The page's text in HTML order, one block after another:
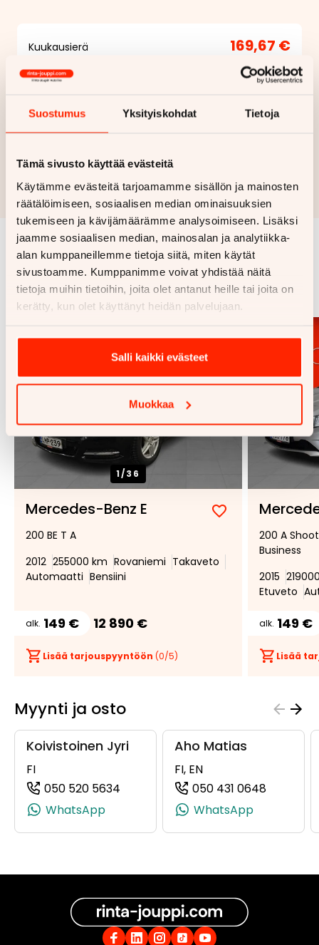
Suostumus Yksityiskohdat Tietoja
Tämä sivusto käyttää evästeitä
Käytämme evästeitä tarjoamamme sisällön ja mainosten
räätälöimiseen, sosiaalisen median ominaisuuksien
tukemiseen ja kävijämäärämme analysoimiseen. Lisäksi
jaamme sosiaalisen median, mainosalan ja analytiikka-
alan kumppaneillemme tietoja siitä, miten käytät
sivustoamme. Kumppanimme voivat yhdistää näitä
tietoja muihin tietoihin, joita olet antanut heille tai joita on
kerätty, kun olet käyttänyt heidän palvelujaan.
Salli kaikki evästeet
Muokkaa
Kuukausierä 169,67 €
Näytähintaerittely
Haluan myös tarjouksen vakuutuksesta
Hae rahoitustarjous
Rahoituslaskelma on suuntaa antava ja edellyttää hyväksytyn
luottopäätöksen ja kaskovakuutuksen.
Samankaltaisia ajoneuvoja
Katso kaikki
1/36
Mercedes-Benz E
Lisää
suosikiksi
Poista
suosikeista
200 BE T A
2012 255000 km Rovaniemi Takaveto
Automaatti Bensiini
alk. 149 € 12 890 €
Lisää tarjouspyyntöön (0/5)
200 A
Business
2015
Etuveto
alk. 149 €
Lisää
Myynti ja osto
Koivistoinen Jyri
FI
050 520 5634
(+358505205634, 0505205634,
WhatsApp
Aho Matias
FI, EN
050 431 0648
WhatsApp